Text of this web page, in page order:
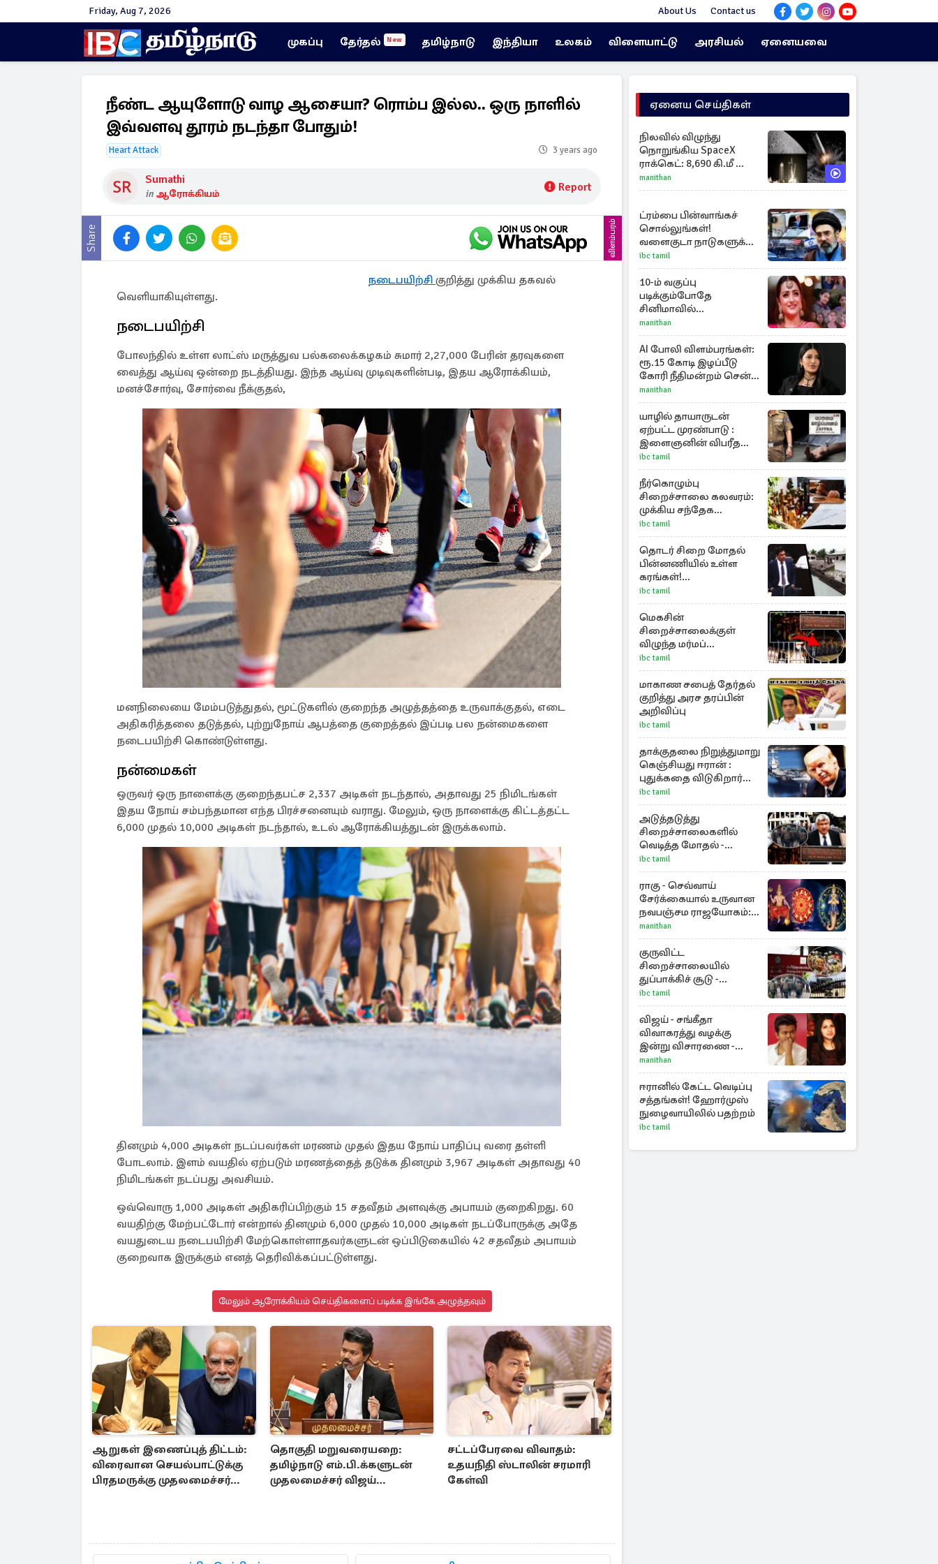
Friday, Aug 7, 2026 About Us Contact us
முகப்பு தேர்தல் New தமிழ்நாடு இந்தியா உலகம் விளையாட்டு அரசியல் ஏனையவை
நீண்ட ஆயுளோடு வாழ ஆசையா? ரொம்ப இல்ல.. ஒரு நாளில்
இவ்வளவு தூரம் நடந்தா போதும்!
Heart Attack 3 years ago
Sumathi
in ஆரோக்கியம் Report
Share விளம்பரம்
நடைபயிற்சி குறித்து முக்கிய தகவல்
வெளியாகியுள்ளது.
நடைபயிற்சி
போலந்தில் உள்ள லாட்ஸ் மருத்துவ பல்கலைக்கழகம் சுமார் 2,27,000 பேரின் தரவுகளை
வைத்து ஆய்வு ஒன்றை நடத்தியது. இந்த ஆய்வு முடிவுகளின்படி, இதய ஆரோக்கியம்,
மனச்சோர்வு, சோர்வை நீக்குதல்,
மனநிலையை மேம்படுத்துதல், மூட்டுகளில் குறைந்த அழுத்தத்தை உருவாக்குதல், எடை
அதிகரித்தலை தடுத்தல், புற்றுநோய் ஆபத்தை குறைத்தல் இப்படி பல நன்மைகளை
நடைபயிற்சி கொண்டுள்ளது.
நன்மைகள்
ஒருவர் ஒரு நாளைக்கு குறைந்தபட்ச 2,337 அடிகள் நடந்தால், அதாவது 25 நிமிடங்கள்
இதய நோய் சம்பந்தமான எந்த பிரச்சனையும் வராது. மேலும், ஒரு நாளைக்கு கிட்டத்தட்ட
6,000 முதல் 10,000 அடிகள் நடந்தால், உடல் ஆரோக்கியத்துடன் இருக்கலாம்.
தினமும் 4,000 அடிகள் நடப்பவர்கள் மரணம் முதல் இதய நோய் பாதிப்பு வரை தள்ளி
போடலாம். இளம் வயதில் ஏற்படும் மரணத்தைத் தடுக்க தினமும் 3,967 அடிகள் அதாவது 40
நிமிடங்கள் நடப்பது அவசியம்.
ஒவ்வொரு 1,000 அடிகள் அதிகரிப்பிற்கும் 15 சதவீதம் அளவுக்கு அபாயம் குறைகிறது. 60
வயதிற்கு மேற்பட்டோர் என்றால் தினமும் 6,000 முதல் 10,000 அடிகள் நடப்போருக்கு அதே
வயதுடைய நடைபயிற்சி மேற்கொள்ளாதவர்களுடன் ஒப்பிடுகையில் 42 சதவீதம் அபாயம்
குறைவாக இருக்கும் எனத் தெரிவிக்கப்பட்டுள்ளது.
மேலும் ஆரோக்கியம் செய்திகளைப் படிக்க இங்கே அழுத்தவும்
ஆறுகள் இணைப்புத் திட்டம்:
விரைவான செயல்பாட்டுக்கு
பிரதமருக்கு முதலமைச்சர்
தொகுதி மறுவரையறை:
தமிழ்நாடு எம்.பி.க்களுடன்
முதலமைச்சர் விஜய்
சட்டப்பேரவை விவாதம்:
உதயநிதி ஸ்டாலின் சரமாரி
கேள்வி
ஏனைய செய்திகள்
நிலவில் விழுந்து
நொறுங்கிய SpaceX
ராக்கெட்: 8,690 கி.மீ வேக
மோதலால் உருவான
புதிய பள்ளம்!
manithan
ட்ரம்பை பின்வாங்கச்
சொல்லுங்கள்!
வளைகுடா நாடுகளுக்கு
ஈரான் தாக்குதல்
எச்சரிக்கை
ibc tamil
10-ம் வகுப்பு
படிக்கும்போதே
சினிமாவில்
அறிமுகமான த்ரிஷா!
உண்மையை பகிர்ந்த
இயக்குநர் பிரவீன் காந்தி
manithan
AI போலி விளம்பரங்கள்:
ரூ.15 கோடி இழப்பீடு
கோரி நீதிமன்றம் சென்ற
நடிகை ஸ்ருதி ஹாசன்!
manithan
யாழில் தாயாருடன்
ஏற்பட்ட முரண்பாடு :
இளைஞனின் விபரீத
முடிவு
ibc tamil
நீர்கொழும்பு
சிறைச்சாலை கலவரம்:
முக்கிய சந்தேக
நபர்களின் பெயர்கள்
நீதிமன்றில் சமர்ப்பிப்பு!
ibc tamil
தொடர் சிறை மோதல்
பின்னணியில் உள்ள
கரங்கள்!
அரசாங்கத்துக்கு
கிடைத்த புலனாய்வு
தகவல்
ibc tamil
மெகசின்
சிறைச்சாலைக்குள்
விழுந்த மர்மப்
பொதியால் வெடித்த
மோதல் - ஒருவர் பலி :
பலர் காயம்
ibc tamil
மாகாண சபைத் தேர்தல்
குறித்து அரச தரப்பின்
அறிவிப்பு
ibc tamil
தாக்குதலை நிறுத்துமாறு
கெஞ்சியது ஈரான் :
புதுக்கதை விடுகிறார்
ட்ரம்ப்
ibc tamil
அடுத்தடுத்து
சிறைச்சாலைகளில்
வெடித்த மோதல் -
நாடாளுமன்றத்தில்
சலசலப்பு: அரசுக்கு
அழுத்தம்
ibc tamil
ராகு - செவ்வாய்
சேர்க்கையால் உருவான
நவபஞ்சம ராஜயோகம்:
அதிர்ஷ்டம் பெறும் 3
ராசிகள்!
manithan
குருவிட்ட
சிறைச்சாலையில்
துப்பாக்கிச் சூடு -
நீதியமைச்சரின்
அறிவிப்பு
ibc tamil
விஜய் - சங்கீதா
விவாகரத்து வழக்கு
இன்று விசாரணை -
காணொளி மூலம்
ஆஜராக வாய்ப்பு
manithan
ஈரானில் கேட்ட வெடிப்பு
சத்தங்கள்! ஹோர்முஸ்
நுழைவாயிலில் பதற்றம்
ibc tamil